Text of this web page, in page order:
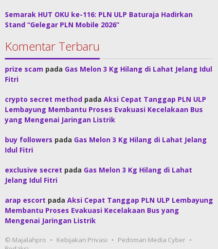
Semarak HUT OKU ke-116: PLN ULP Baturaja Hadirkan
Stand “Gelegar PLN Mobile 2026”
Komentar Terbaru
prize scam pada Gas Melon 3 Kg Hilang di Lahat Jelang Idul
Fitri
crypto secret method pada Aksi Cepat Tanggap PLN ULP
Lembayung Membantu Proses Evakuasi Kecelakaan Bus
yang Mengenai Jaringan Listrik
buy followers pada Gas Melon 3 Kg Hilang di Lahat Jelang
Idul Fitri
exclusive secret pada Gas Melon 3 Kg Hilang di Lahat
Jelang Idul Fitri
arap escort pada Aksi Cepat Tanggap PLN ULP Lembayung
Membantu Proses Evakuasi Kecelakaan Bus yang
Mengenai Jaringan Listrik
© Majalahpro Kebijakan Privasi
Pedoman Media Cyber